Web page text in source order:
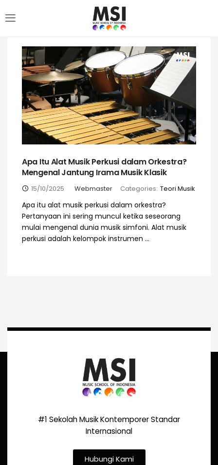
Apa Itu Alat Musik Perkusi dalam Orkestra?
Mengenal Jantung Irama Musik Klasik
15/10/2025 Webmaster Categories: Teori Musik
Apa itu alat musik perkusi dalam orkestra?
Pertanyaan ini sering muncul ketika seseorang
mulai mengenal dunia musik simfoni. Alat musik
perkusi adalah kelompok instrumen ...
#1 Sekolah Musik Kontemporer Standar
Internasional
Hubungi Kami